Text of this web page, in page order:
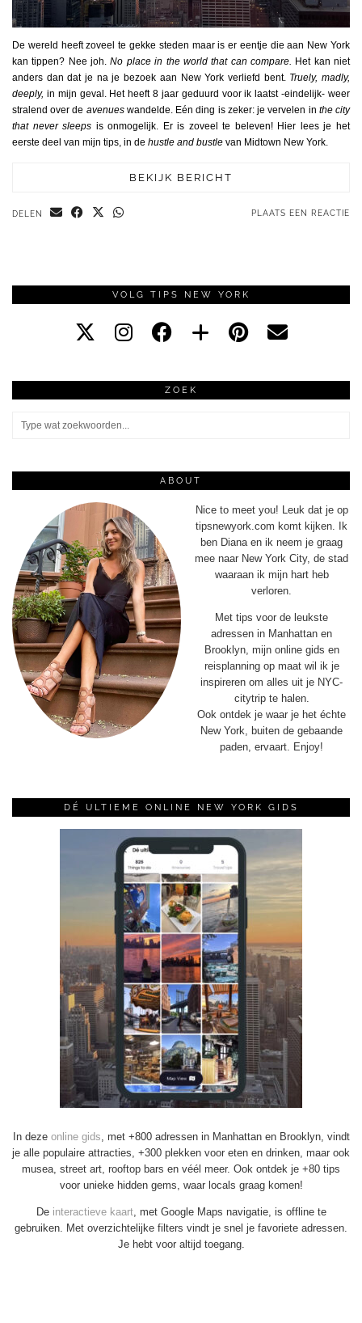
De wereld heeft zoveel te gekke steden maar is er eentje die aan New York
kan tippen? Nee joh.No place in the world that can compare. Het kan niet
anders dan dat je na je bezoek aan New York verliefd bent. Truely, madly,
deeply, in mijn geval. Het heeft 8 jaar geduurd voor ik laatst -eindelijk- weer
stralend over de avenues wandelde. Eén ding is zeker: je vervelen in the city
that never sleeps is onmogelijk. Er is zoveel te beleven! Hier lees je het
eerste deel van mijn tips, in de hustle and bustle van Midtown New York.
BEKIJK BERICHT
DELEN PLAATS EEN REACTIE
VOLG TIPS NEW YORK
ZOEK
ABOUT
Nice to meet you! Leuk dat je op
tipsnewyork.com komt kijken. Ik
ben Diana en ik neem je graag
mee naar New York City, de stad
waaraan ik mijn hart heb
verloren.
Met tips voor de leukste
adressen in Manhattan en
Brooklyn, mijn online gids en
reisplanning op maat wil ik je
inspireren om alles uit je NYC-
citytrip te halen.
Ook ontdek je waar je het échte
New York, buiten de gebaande
paden, ervaart. Enjoy!
DÉ ULTIEME ONLINE NEW YORK GIDS
In deze online gids, met +800 adressen in Manhattan en Brooklyn, vindt
je alle populaire attracties, +300 plekken voor eten en drinken, maar ook
musea, street art, rooftop bars en véél meer. Ook ontdek je +80 tips
voor unieke hidden gems, waar locals graag komen!
De interactieve kaart, met Google Maps navigatie, is offline te
gebruiken. Met overzichtelijke filters vindt je snel je favoriete adressen.
Je hebt voor altijd toegang.